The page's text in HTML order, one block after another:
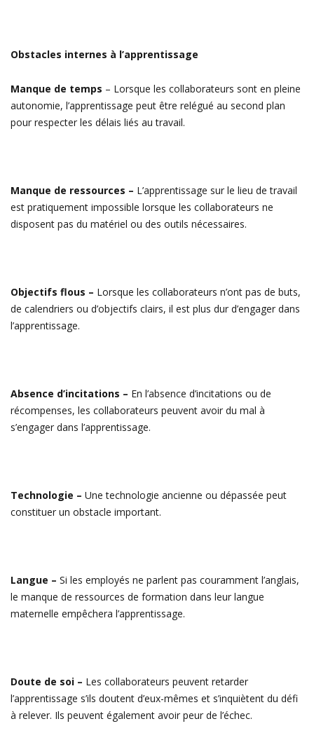
Obstacles internes à l’apprentissage
Manque de temps – Lorsque les collaborateurs sont en pleine
autonomie, l’apprentissage peut être relégué au second plan
pour respecter les délais liés au travail.
Manque de ressources – L’apprentissage sur le lieu de travail
est pratiquement impossible lorsque les collaborateurs ne
disposent pas du matériel ou des outils nécessaires.
Objectifs flous – Lorsque les collaborateurs n’ont pas de buts,
de calendriers ou d’objectifs clairs, il est plus dur d’engager dans
l’apprentissage.
Absence d’incitations – En l’absence d’incitations ou de
récompenses, les collaborateurs peuvent avoir du mal à
s’engager dans l’apprentissage.
Technologie – Une technologie ancienne ou dépassée peut
constituer un obstacle important.
Langue – Si les employés ne parlent pas couramment l’anglais,
le manque de ressources de formation dans leur langue
maternelle empêchera l’apprentissage.
Doute de soi – Les collaborateurs peuvent retarder
l’apprentissage s’ils doutent d’eux-mêmes et s’inquiètent du défi
à relever. Ils peuvent également avoir peur de l’échec.